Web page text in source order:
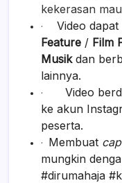
kekerasan
· Video
Feature / Film
Musikdan
lainnya.
·
Video
ke akun
peserta.
· Membuat
mungkin
#dirumahaja